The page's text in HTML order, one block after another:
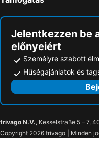
Jelentkezzen be
előnyeiért
Személyre szabott
Hűségajánlatok és
trivago N.V., Kesselstraße 5 – 7,
Copyright 2026 trivago | Minden